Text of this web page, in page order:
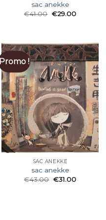
sac anekke
€41.00 €29.00
Promo !
SAC ANEKKE
sac anekke
€43.00 €31.00